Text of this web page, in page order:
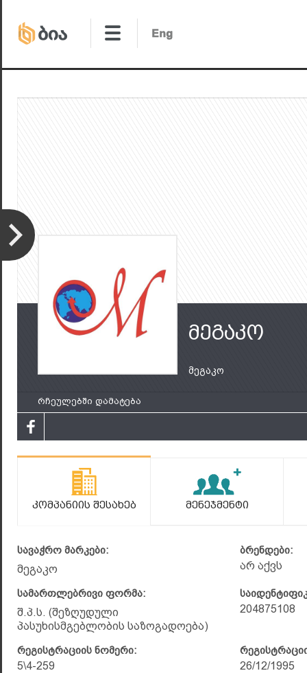
მეგაკო
მეგაკო
რჩეულებში დამატება
Კომპანიის Შესახებ Მენეჯმენტი
სავაჭრო მარკები:
მეგაკო
ბრენდები:
არ აქვს
სამართლებრივი ფორმა:
შ.პ.ს. (შეზღუდული
პასუხისმგებლობის საზოგადოება)
204875108
რეგისტრაციის ნომერი:
5\4-259 26/12/1995